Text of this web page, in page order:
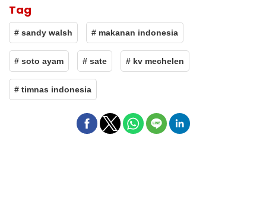
Tag
# sandy walsh # makanan indonesia
# soto ayam # sate # kv mechelen
# timnas indonesia